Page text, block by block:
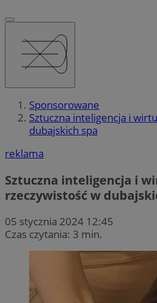
Sponsorowane
Sztuczna inteligencja i
dubajskich spa
reklama
Sztuczna inteligencja i
rzeczywistość w
05 stycznia 2024 12:45
Czas czytania: 3 min.